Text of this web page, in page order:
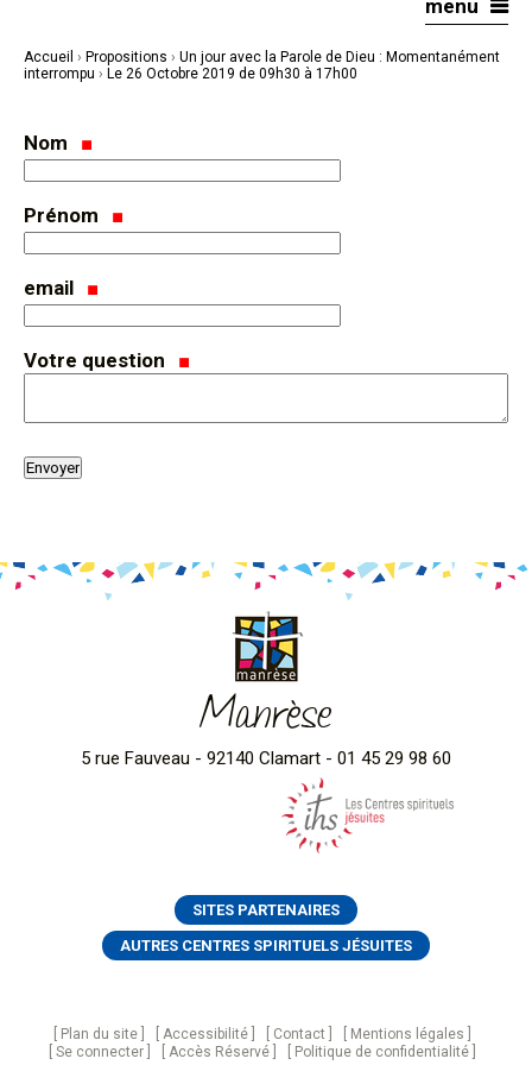
menu
Accueil › Propositions › Un jour avec la Parole de Dieu : Momentanément
interrompu › Le 26 Octobre 2019 de 09h30 à 17h00
Nom
Prénom
email
Votre question
Manrèse
5 rue Fauveau - 92140 Clamart - 01 45 29 98 60
SITES PARTENAIRES
AUTRES CENTRES SPIRITUELS JÉSUITES
Plan du site Accessibilité Contact
Mentions légales
Se connecter
Accès Réservé Politique de confidentialité